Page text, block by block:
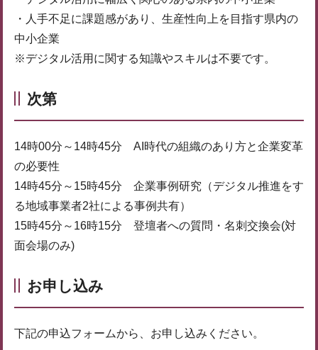
・人手不足に課題感があり、生産性向上を目指す県内の
中小企業
※デジタル活用に関する知識やスキルは不要です。
次第
14時00分～14時45分 AI時代の組織のあり方と企業変革
の必要性
14時45分～15時45分 企業事例研究（デジタル推進をす
る地域事業者2社による事例共有）
15時45分～16時15分 登壇者への質問・名刺交換会(対
面会場のみ)
お申し込み
下記の申込フォームから、お申し込みください。